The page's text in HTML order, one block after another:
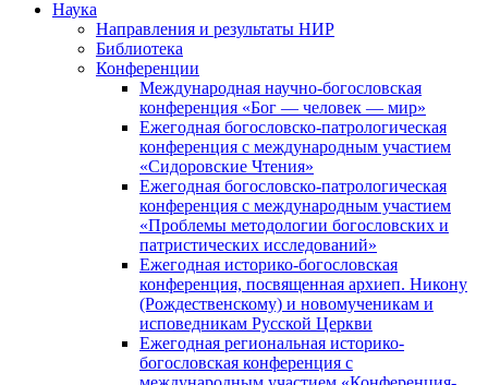
Наука
Направления и результаты НИР
Библиотека
Конференции
Международная научно-богословская
конференция «Бог — человек — мир»
Ежегодная богословско-патрологическая
конференция с международным участием
«Сидоровские Чтения»
Ежегодная богословско-патрологическая
конференция с международным участием
«Проблемы методологии богословских и
патристических исследований»
Ежегодная историко-богословская
конференция, посвященная архиеп. Никону
(Рождественскому) и новомученикам и
исповедникам Русской Церкви
Ежегодная региональная историко-
богословская конференция с